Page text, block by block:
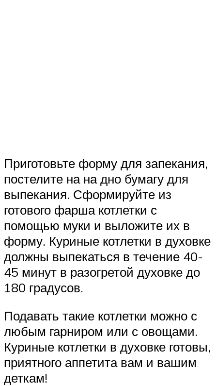
Приготовьте форму для запекания,
постелите на на дно бумагу для
выпекания. Сформируйте из
готового фарша котлетки с
помощью муки и выложите их в
форму. Куриные котлетки в духовке
должны выпекаться в течение 40-
45 минут в разогретой духовке до
180 градусов.
Подавать такие котлетки можно с
любым гарниром или с овощами.
Куриные котлетки в духовке готовы,
приятного аппетита вам и вашим
деткам!